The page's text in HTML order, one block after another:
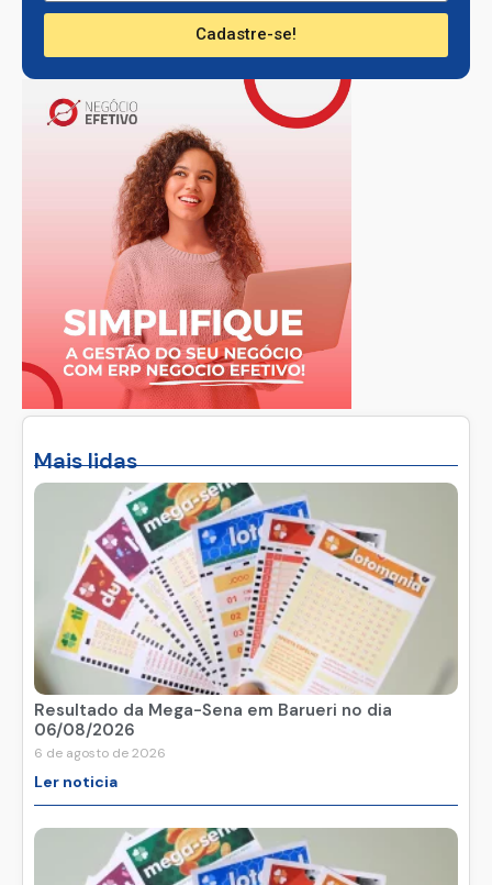
Mais lidas
Resultado da Mega-Sena em Barueri no dia
06/08/2026
6 de agosto de 2026
Ler noticia
Cadastre-se!